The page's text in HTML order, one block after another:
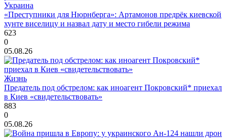
Украина
«Преступники для Нюрнберга»: Артамонов предрёк киевской
хунте виселицу и назвал дату и место гибели режима
623
0
05.08.26
Жизнь
Предатель под обстрелом: как иноагент Покровский* приехал
в Киев «свидетельствовать»
883
0
05.08.26